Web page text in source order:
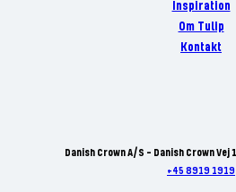
Inspiration
Om Tulip
Kontakt
Danish Crown A/S - Danish Crown Vej
+45 8919 1919